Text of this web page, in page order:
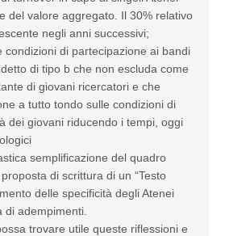
del valore aggregato. Il 30% relativo
negli anni successivi;
condizioni di partecipazione ai bandi
di tipo b che non escluda come
di giovani ricercatori e che
a tutto tondo sulle condizioni di
dei giovani riducendo i tempi, oggi
semplificazione del quadro
di scrittura di un “Testo
delle specificità degli Atenei
di adempimenti.
trovare utile queste riflessioni e